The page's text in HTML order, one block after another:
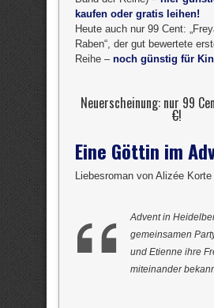
kaufen oder gratis leihen!
Heute auch nur 99 Cent:
Raben“, der gut bewertete
Reihe – noch günstig für
Neuerscheinung: nur 99
€!
Eine Göttin im
Liebesroman von Alizée Korte
Advent in
gemeinsamen
und Etienne ihre
miteinander